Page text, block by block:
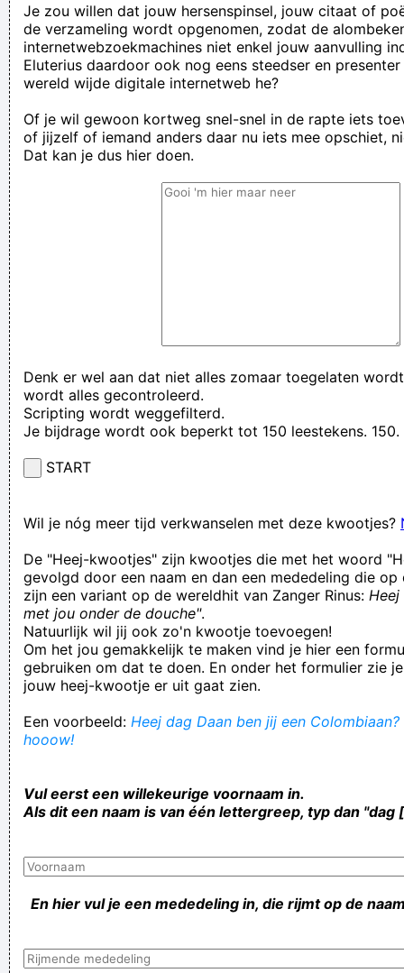
Je zou willen dat jouw hersenspinsel, jouw citaat of
de verzameling wordt opgenomen, zodat de
internetwebzoekmachines niet enkel jouw aanvulling
Eluterius daardoor ook nog eens steedser en
wereld wijde digitale internetweb he?
Of je wil gewoon kortweg snel-snel in de rapte iets
of jijzelf of iemand anders daar nu iets mee opschiet,
Dat kan je dus hier doen.
Denk er wel aan dat niet alles zomaar toegelaten
wordt alles gecontroleerd.
Scripting wordt weggefilterd.
Je bijdrage wordt ook beperkt tot 150 leestekens. 150.
START
Wil je nóg meer tijd verkwanselen met deze kwootjes?
De "Heej-kwootjes" zijn kwootjes die met het woord
gevolgd door een naam en dan een mededeling die op
zijn een variant op de wereldhit van Zanger Rinus:
met jou onder de douche".
Natuurlijk wil jij ook zo'n kwootje toevoegen!
Om het jou gemakkelijk te maken vind je hier een
gebruiken om dat te doen. En onder het formulier zie
jouw heej-kwootje er uit gaat zien.
Een voorbeeld: Heej dag Daan ben jij een
hooow!
Vul eerst een willekeurige voornaam in.
Als dit een naam is van één lettergreep, typ dan "dag
En hier vul je een mededeling in, die rijmt op de